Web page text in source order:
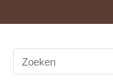
Search
for: